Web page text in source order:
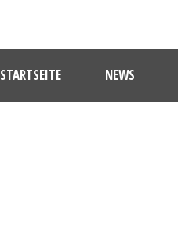
STARTSEITE NEWS